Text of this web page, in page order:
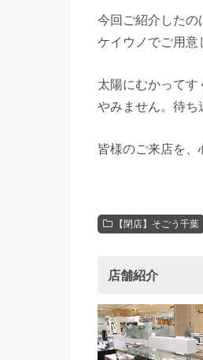
今回ご紹介したの
ケイウノでご用
太陽にむかって
やみません。待ち
皆様のご来店を、
【閉店】そごう千葉
店舗紹介